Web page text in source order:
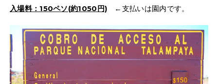
入場料：150ペソ(約1050円) ←支払いは園内です。